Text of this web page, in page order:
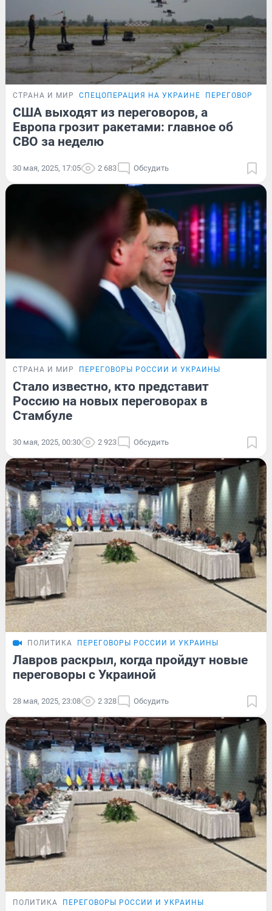
СТРАНА И МИР СПЕЦОПЕРАЦИЯ НА УКРАИНЕ ПЕРЕГОВОРЫ
США выходят из переговоров, а
Европа грозит ракетами: главное об
СВО за неделю
30 мая, 2025, 17:05 2 683 Обсудить
СТРАНА И МИР ПЕРЕГОВОРЫ РОССИИ И УКРАИНЫ
Стало известно, кто представит
Россию на новых переговорах в
Стамбуле
30 мая, 2025, 00:30 2 923 Обсудить
ПОЛИТИКА ПЕРЕГОВОРЫ РОССИИ И УКРАИНЫ
Лавров раскрыл, когда пройдут новые
переговоры с Украиной
28 мая, 2025, 23:08 2 328 Обсудить
ПОЛИТИКА ПЕРЕГОВОРЫ РОССИИ И УКРАИНЫ